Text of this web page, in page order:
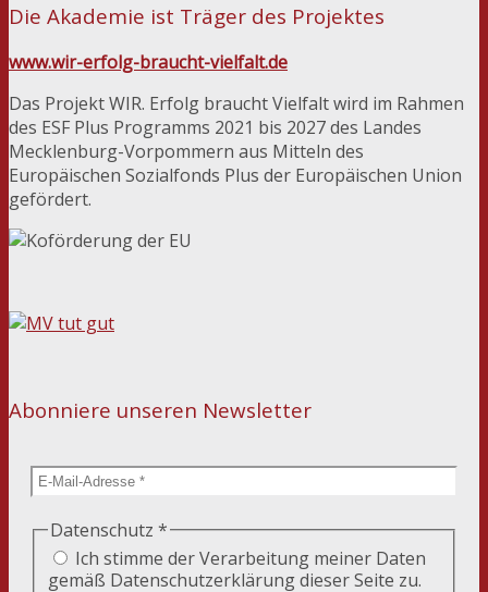
Die Akademie ist Träger des Projektes
www.wir-erfolg-braucht-vielfalt.de
Das Projekt WIR. Erfolg braucht Vielfalt wird im Rahmen
des ESF Plus Programms 2021 bis 2027 des Landes
Mecklenburg-Vorpommern aus Mitteln des
Europäischen Sozialfonds Plus der Europäischen Union
gefördert.
Abonniere unseren Newsletter
Datenschutz *
Ich stimme der Verarbeitung meiner Daten
gemäß Datenschutzerklärung dieser Seite zu.